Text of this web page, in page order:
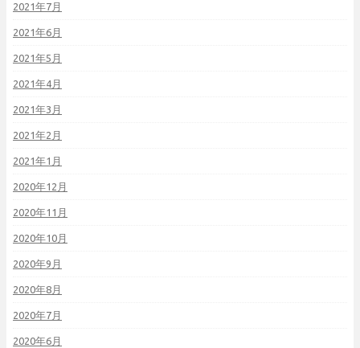
2021年7月
2021年6月
2021年5月
2021年4月
2021年3月
2021年2月
2021年1月
2020年12月
2020年11月
2020年10月
2020年9月
2020年8月
2020年7月
2020年6月